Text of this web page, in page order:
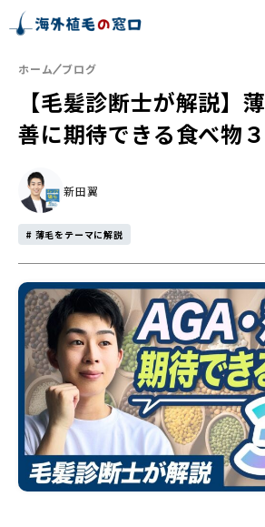
ホーム ブログ
【毛髪診断士が解説】
善に期待できる食べ物
新田翼
# 薄毛をテーマに解説